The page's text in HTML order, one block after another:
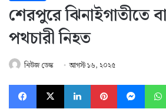
শেরপুরে ঝিনাইগাতীতে
পথচারী নিহত
নিউজ ডেস্ক আগস্ট ১৬, ২০২৫
Facebook
X LinkedInPinterest